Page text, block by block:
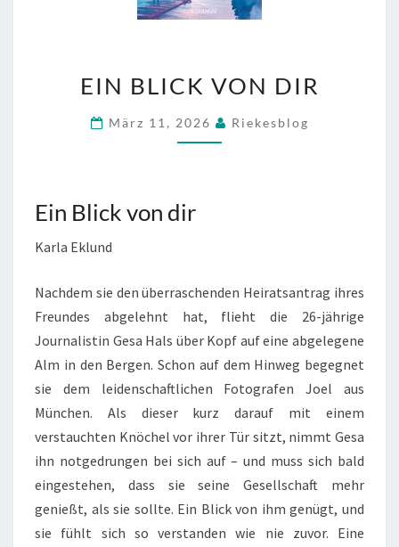
BLICK
VON
DIR
EIN BLICK VON DIR
März 11, 2026 Riekesblog
Ein Blick von dir
Karla Eklund
Nachdem sie den überraschenden Heiratsantrag ihres
Freundes abgelehnt hat, flieht die 26-jährige
Journalistin Gesa Hals über Kopf auf eine abgelegene
Alm in den Bergen. Schon auf dem Hinweg begegnet
sie dem leidenschaftlichen Fotografen Joel aus
München. Als dieser kurz darauf mit einem
verstauchten Knöchel vor ihrer Tür sitzt, nimmt Gesa
ihn notgedrungen bei sich auf – und muss sich bald
eingestehen, dass sie seine Gesellschaft mehr
genießt, als sie sollte. Ein Blick von ihm genügt, und
sie fühlt sich so verstanden wie nie zuvor. Eine